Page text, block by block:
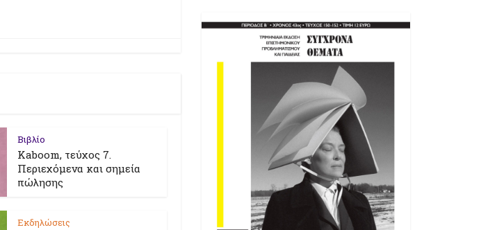
Βιβλίο
Kaboom, τεύχος 7.
Περιεχόμενα και σημεία
πώλησης
Εκδηλώσεις